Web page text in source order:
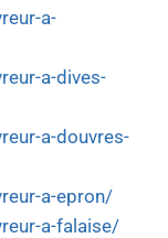
a-
a-dives-
a-douvres-
a-epron/
a-falaise/